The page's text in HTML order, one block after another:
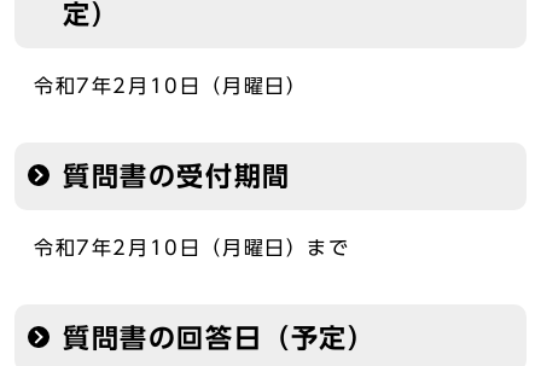
定）
令和7年2月10日（月曜日）
質問書の受付期間
令和7年2月10日（月曜日）まで
質問書の回答日（予定）